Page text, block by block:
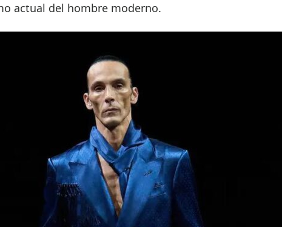
actual del hombre moderno.